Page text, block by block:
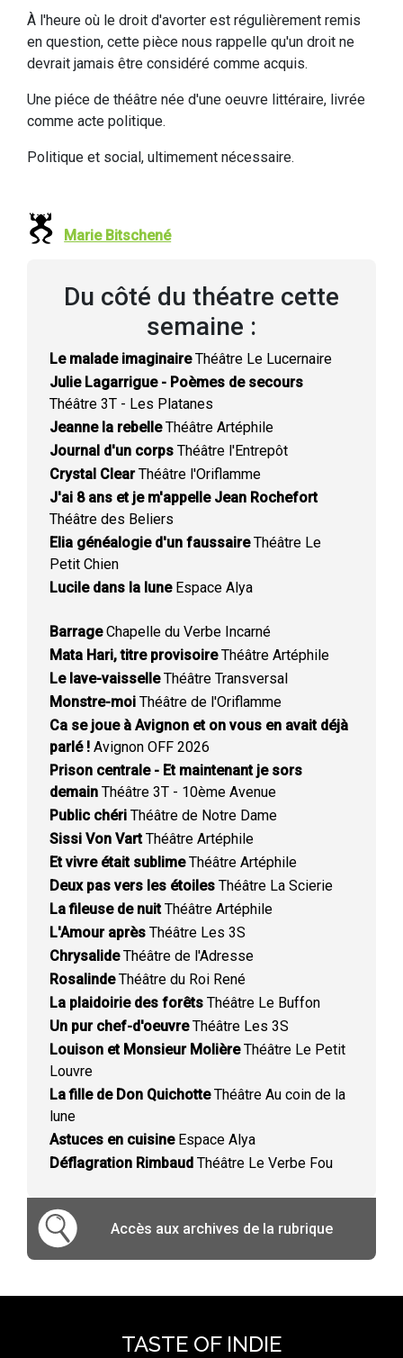
À l'heure où le droit d'avorter est régulièrement remis
en question, cette pièce nous rappelle qu'un droit ne
devrait jamais être considéré comme acquis.
Une piéce de théâtre née d'une oeuvre littéraire, livrée
comme acte politique.
Politique et social, ultimement nécessaire.
Marie Bitschené
Du côté du théatre cette
semaine :
Le malade imaginaireThéâtre Le Lucernaire
Julie Lagarrigue - Poèmes de secours
Théâtre 3T - Les Platanes
Jeanne la rebelleThéâtre Artéphile
Journal d'un corps Théâtre l'Entrepôt
Crystal ClearThéâtre l'Oriflamme
J'ai 8 ans et je m'appelle Jean Rochefort
Théâtre des Beliers
Elia généalogie d'un faussaireThéâtre Le
Petit Chien
Lucile dans la luneEspace Alya
BarrageChapelle du Verbe Incarné
Mata Hari, titre provisoireThéâtre Artéphile
Le lave-vaisselleThéâtre Transversal
Monstre-moi Théâtre de l'Oriflamme
Ca se joue à Avignon et on vous en avait déjà
parlé ! Avignon OFF 2026
Prison centrale - Et maintenant je sors
demain Théâtre 3T - 10ème Avenue
Public chéri Théâtre de Notre Dame
Sissi Von VartThéâtre Artéphile
Et vivre était sublimeThéâtre Artéphile
Deux pas vers les étoiles Théâtre La Scierie
La fileuse de nuitThéâtre Artéphile
L'Amour après Théâtre Les 3S
ChrysalideThéâtre de l'Adresse
RosalindeThéâtre du Roi René
La plaidoirie des forêts Théâtre Le Buffon
Un pur chef-d'oeuvreThéâtre Les 3S
Louison et Monsieur MolièreThéâtre Le Petit
Louvre
La fille de Don QuichotteThéâtre Au coin de la
lune
Astuces en cuisineEspace Alya
Déflagration Rimbaud Théâtre Le Verbe Fou
Accès aux archives de la rubrique
TASTE OF INDIE